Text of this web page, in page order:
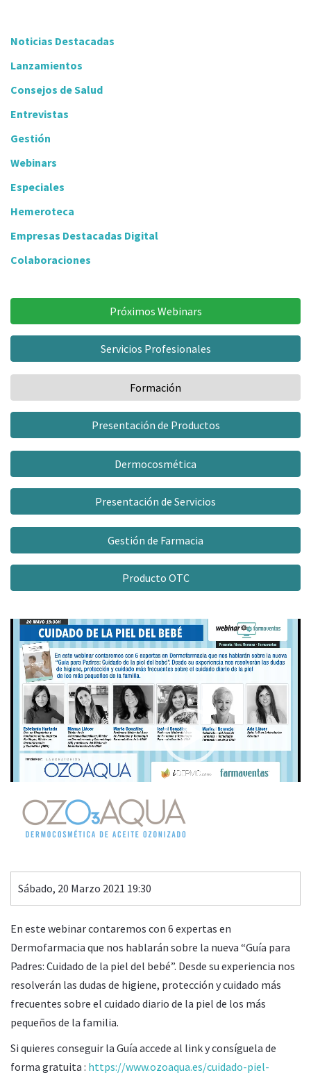
Noticias Destacadas
Lanzamientos
Consejos de Salud
Entrevistas
Gestión
Webinars
Especiales
Hemeroteca
Empresas Destacadas Digital
Colaboraciones
Próximos Webinars
Servicios Profesionales
Formación
Presentación de Productos
Dermocosmética
Presentación de Servicios
Gestión de Farmacia
Producto OTC
CUIDADO DE LA PIEL DEL BEBÉ
Patrocina
Sábado, 20 Marzo 2021 19:30
Video
Player
00:00 15:27
En este webinar contaremos con 6 expertas en
Dermofarmacia que nos hablarán sobre la nueva “Guía para
Padres: Cuidado de la piel del bebé”. Desde su experiencia nos
resolverán las dudas de higiene, protección y cuidado más
frecuentes sobre el cuidado diario de la piel de los más
pequeños de la familia.
Si quieres conseguir la Guía accede al link y consíguela de
forma gratuita : https://www.ozoaqua.es/cuidado-piel-